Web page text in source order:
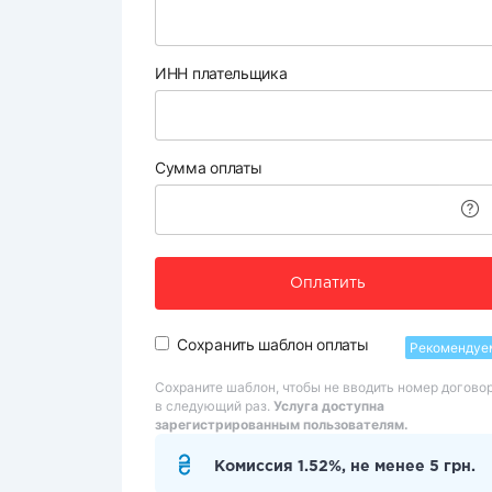
ИНН плательщика
Сумма оплаты
Оплатить
Сохранить шаблон оплаты
Сохраните шаблон, чтобы не вводить номер
в следующий раз. Услуга доступна
зарегистрированным пользователям.
Комиссия 1.52%, не менее 5 грн.